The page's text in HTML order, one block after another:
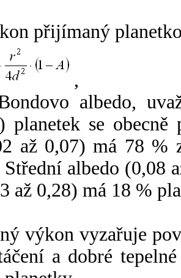
přijímaný
,
albedo,
planetek se
až 0,07) má 78 %
albedo (0,08
až 0,28) má 18 %
výkon vyzařuje
a dobré